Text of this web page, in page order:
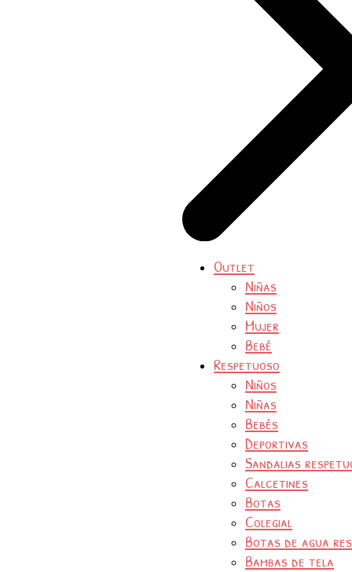
Outlet
Niñas
Niños
Mujer
Bebé
Respetuoso
Niños
Niñas
Bebés
Deportivas
Sandalias
Calcetines
Botas
Colegial
Botas de agua
Bambas de tela